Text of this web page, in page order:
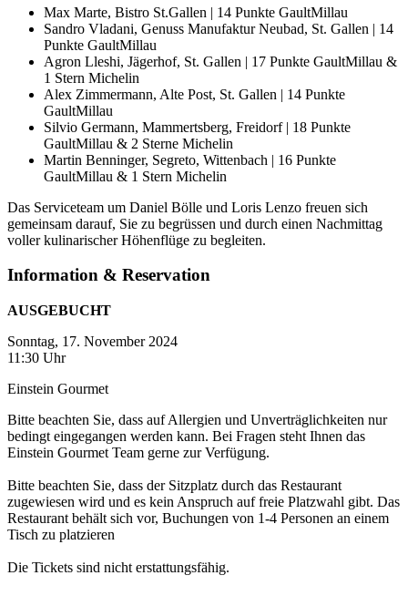
Max Marte, Bistro St.Gallen | 14 Punkte GaultMillau
Sandro Vladani, Genuss Manufaktur Neubad, St. Gallen | 14
Punkte GaultMillau
Agron Lleshi, Jägerhof, St. Gallen | 17 Punkte GaultMillau &
1 Stern Michelin
Alex Zimmermann, Alte Post, St. Gallen | 14 Punkte
GaultMillau
Silvio Germann, Mammertsberg, Freidorf | 18 Punkte
GaultMillau & 2 Sterne Michelin
Martin Benninger, Segreto, Wittenbach | 16 Punkte
GaultMillau & 1 Stern Michelin
Das Serviceteam um Daniel Bölle und Loris Lenzo freuen sich
gemeinsam darauf, Sie zu begrüssen und durch einen Nachmittag
voller kulinarischer Höhenflüge zu begleiten.
Information & Reservation
AUSGEBUCHT
Sonntag, 17. November 2024
11:30 Uhr
Einstein Gourmet
Bitte beachten Sie, dass auf Allergien und Unverträglichkeiten nur
bedingt eingegangen werden kann. Bei Fragen steht Ihnen das
Einstein Gourmet Team gerne zur Verfügung.
Bitte beachten Sie, dass der Sitzplatz durch das Restaurant
zugewiesen wird und es kein Anspruch auf freie Platzwahl gibt. Das
Restaurant behält sich vor, Buchungen von 1-4 Personen an einem
Tisch zu platzieren
Die Tickets sind nicht erstattungsfähig.